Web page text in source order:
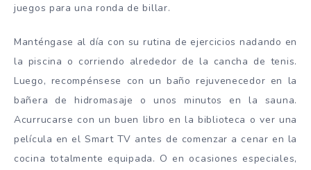
juegos para una ronda de billar.
Manténgase al día con su rutina de ejercicios nadando en
la piscina o corriendo alrededor de la cancha de tenis.
Luego, recompénsese con un baño rejuvenecedor en la
bañera de hidromasaje o unos minutos en la sauna.
Acurrucarse con un buen libro en la biblioteca o ver una
película en el Smart TV antes de comenzar a cenar en la
cocina totalmente equipada. O en ocasiones especiales,